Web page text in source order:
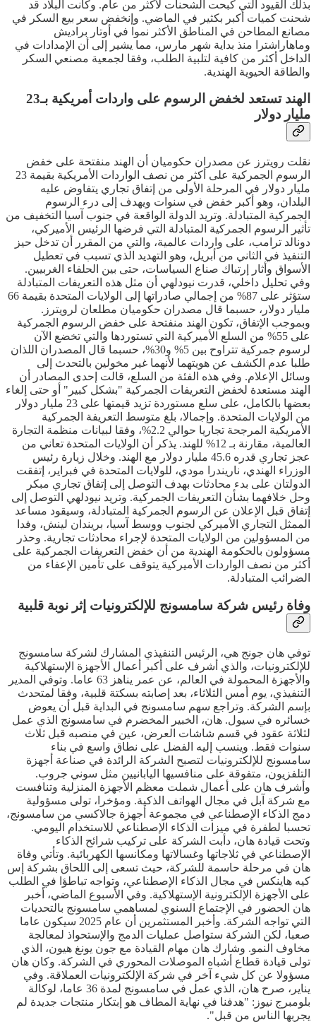
بذلك القيود التي كبحت الشحنات لأكثر من عام. وكانت البلاد قد
شحنت كميات أكبر بكثير في الماضي. وإنخفض سعر بيع السكر في
مصانع المطاحن في المناطق الأكثر نموا في أوتار براديش
وماهاراشترا منذ بداية شهر مارس، مما يشير إلى أن الإمدادات في
الداخل أكثر من كافية لتلبية الطلب، وفقا لجمعية مصنعي السكر
والطاقة الحيوية الهندية.
الهند تستعد لخفض الرسوم على واردات أمريكية بـ23
مليار دولار
نقلت رويترز عن مصدران حكوميان أن الهند منفتحة على خفض
الرسوم الجمركية على أكثر من نصف الواردات الأمريكية بقيمة 23
مليار دولار في المرحلة الأولى من إتفاق تجاري يتفاوض عليه
البلدان، وهو أكبر خفض في سنوات ويهدف إلى درء الرسوم
الجمركية المتبادلة. وتريد الدولة الواقعة في جنوب آسيا التخفيف من
تأثير الرسوم الجمركية المتبادلة التي فرضها الرئيس الأميركي،
دونالد ترامب، على واردات عالمية، والتي من المقرر أن تدخل حيز
التنفيذ في الثاني من أبريل، وهو التهديد الذي تسبب في تعطيل
الأسواق وأثار إرتباك صناع السياسات، حتى بين الحلفاء الغربيين.
وفي تحليل داخلي، قدرت نيودلهي أن مثل هذه التعريفات المتبادلة
ستؤثر على 87% من إجمالي صادراتها إلى الولايات المتحدة بقيمة 66
مليار دولار، حسبما قال مصدران حكوميان مطلعان لرويترز.
وبموجب الإتفاق، تكون الهند منفتحة على خفض الرسوم الجمركية
على 55% من السلع الأميركية التي تستوردها والتي تخضع الآن
لرسوم جمركية تتراوح بين 5% و30%، حسبما قال المصدران اللذان
طلبا عدم الكشف عن هويتهما لأنهما غير مخولين بالتحدث إلى
وسائل الإعلام. وفي هذه الفئة من السلع، قالت إحدى المصادر أن
الهند مستعدة لخفض التعريفات الجمركية "بشكل كبير" أو حتى إلغاء
بعضها بالكامل، على سلع مستوردة تزيد قيمتها على 23 مليار دولار
من الولايات المتحدة. وإجمالا، بلغ متوسط التعريفة الجمركية
الأمريكية المرجحة تجاريا حوالي 2.2%، وفقا لبيانات منظمة التجارة
العالمية، مقارنة بـ 12% للهند. يذكر أن الولايات المتحدة تعاني من
عجز تجاري قدره 45.6 مليار دولار مع الهند. وخلال زيارة رئيس
الوزراء الهندي، ناريندرا مودي، للولايات المتحدة في فبراير، إتفقت
الدولتان على بدء محادثات بهدف التوصل إلى إتفاق تجاري مبكر
وحل خلافهما بشأن التعريفات الجمركية. وتريد نيودلهي التوصل إلى
إتفاق قبل الإعلان عن الرسوم الجمركية المتبادلة، وسيقود مساعد
الممثل التجاري الأميركي لجنوب ووسط آسيا، بريندان لينش، وفدا
من المسؤولين من الولايات المتحدة لإجراء محادثات تجارية. وحذر
مسؤولون بالحكومة الهندية من أن خفض التعريفات الجمركية على
أكثر من نصف الواردات الأميركية يتوقف على تأمين الإعفاء من
الضرائب المتبادلة.
وفاة رئيس شركة سامسونج للإلكترونيات إثر نوبة قلبية
توفي هان جونج هي، الرئيس التنفيذي المشارك لشركة سامسونج
للإلكترونيات، والذي أشرف على أكبر أعمال الأجهزة الإستهلاكية
والأجهزة المحمولة في العالم، عن عمر يناهز 63 عاما. وتوفي المدير
التنفيذي، يوم أمس الثلاثاء، بعد إصابته بسكتة قلبية، وفقا لمتحدث
بإسم الشركة. وتراجع سهم سامسونج في البداية قبل أن يعوض
خسائره في سيول. هان، الخبير المخضرم في سامسونج الذي عمل
لثلاثة عقود في قسم شاشات العرض، عين في منصبه قبل ثلاث
سنوات فقط. وينسب إليه الفضل على نطاق واسع في بناء
سامسونج للإلكترونيات لتصبح الشركة الرائدة في صناعة أجهزة
التلفزيون، متفوقة على منافسيها اليابانيين مثل سوني جروب.
وأشرف هان على أعمال شملت معظم الأجهزة المنزلية وتنافست
مع شركة آبل في مجال الهواتف الذكية. ومؤخرا، تولى مسؤولية
دمج الذكاء الإصطناعي في مجموعة أجهزة جالاكسي من سامسونج،
تحسبا لطفرة في ميزات الذكاء الإصطناعي للاستخدام اليومي.
وتحت قيادة هان، دأبت الشركة على تركيب شرائح الذكاء
الإصطناعي في ثلاجاتها وغسالاتها ومكانسها الكهربائية. وتأتي وفاة
هان في مرحلة حاسمة للشركة، حيث تسعى إلى اللحاق بشركة إس
كيه هاينكس في مجال الذكاء الإصطناعي، وتواجه تباطؤا في الطلب
على الأجهزة الإلكترونية الإستهلاكية. وفي الأسبوع الماضي، أخبر
هان الحضور في الإجتماع السنوي لمساهمي سامسونج بالتحديات
التي تواجه الشركة. وأخبر المستثمرين أن عام 2025 سيكون عاما
صعبا، لكن الشركة ستواصل عمليات الدمج والإستحواذ لمعالجة
مخاوف النمو. وشارك هان مهام القيادة مع جون يونغ هيون، الذي
تولى قيادة قطاع أشباه الموصلات المحوري في الشركة. وكان هان
مسؤولا عن كل شيء آخر في شركة الإلكترونيات العملاقة. وفي
يناير، صرح هان، الذي عمل في سامسونج لمدة 36 عاما، لوكالة
بلومبرج نيوز: "هدفنا في نهاية المطاف هو إبتكار منتجات جديدة لم
يجربها الناس من قبل".